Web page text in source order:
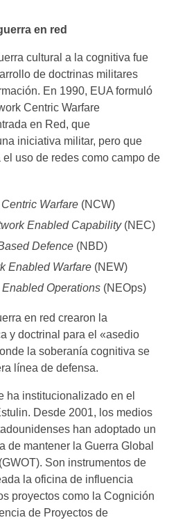
en red
cultural a la cognitiva fue
de doctrinas militares
En 1990, EUA formuló
Centric Warfare
en Red, que
iniciativa militar, pero que
uso de redes como campo de
Warfare(NCW)
Enabled Capability(NEC)
Defence(NBD)
Enabled Warfare(NEW)
Operations(NEOps)
en red crearon la
y doctrinal para el «asedio
la soberanía cognitiva se
línea de defensa.
ha institucionalizado en el
Desde 2001, los medios
han adoptado un
de mantener la Guerra Global
Son instrumentos de
la oficina de influencia
proyectos como la Cognición
de Proyectos de